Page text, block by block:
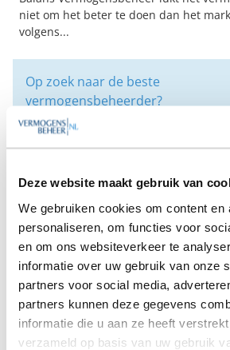
Deze website maakt gebruik van
We gebruiken cookies om content en
personaliseren, om functies voor
en om ons websiteverkeer te
informatie over uw gebruik van onze
partners voor social media,
partners kunnen deze gegevens
informatie die u aan ze heeft
verzameld op basis van uw gebruik
niet om het beter te doen dan het
volgens...
Op zoek naar de beste
vermogensbeheerder?
Bent u op zoek naar de voor u beste
vermogensbeheerder?
Vraag dan gratis en geheel
een selectie van goede
beste passen bij uw persoonlijke
voorkeuren.
Gratis Selectierapport
Vermogensbeheerders Drenthe
Leaflet |©